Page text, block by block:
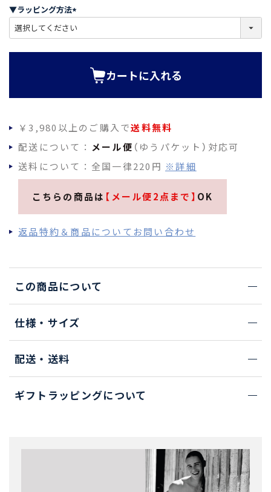
)
▼ラッピング方法
必
カートに入れる
￥3,980以上のご購入で送料無料
配送について： メール便 （ゆうパケット）対応可
送料について：全国一律220円 ※詳細
こちらの商品は 【メール便2点まで】 OK
返品特約＆商品についてお問い合わせ
この商品について
仕様・サイズ
配送・送料
ギフトラッピングについて